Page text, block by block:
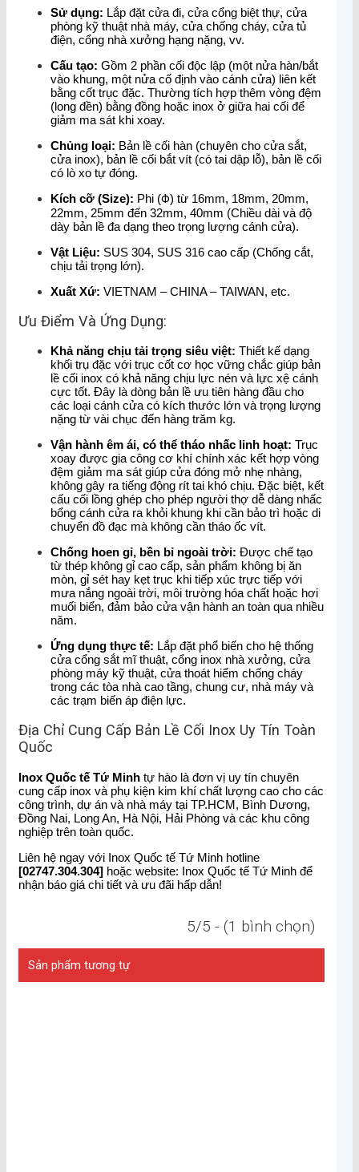
Sử dụng: Lắp đặt cửa đi, cửa cổng biệt thự, cửa
phòng kỹ thuật nhà máy, cửa chống cháy, cửa tủ
điện, cổng nhà xưởng hạng nặng, vv.
Cấu tạo: Gồm 2 phần cối độc lập (một nửa hàn/bắt
vào khung, một nửa cố định vào cánh cửa) liên kết
bằng cốt trục đặc. Thường tích hợp thêm vòng đệm
(long đền) bằng đồng hoặc inox ở giữa hai cối để
giảm ma sát khi xoay.
Chủng loại: Bản lề cối hàn (chuyên cho cửa sắt,
cửa inox), bản lề cối bắt vít (có tai dập lỗ), bản lề cối
có lò xo tự đóng.
Kích cỡ (Size): Phi (Φ) từ 16mm, 18mm, 20mm,
22mm, 25mm đến 32mm, 40mm (Chiều dài và độ
dày bản lề đa dạng theo trọng lượng cánh cửa).
Vật Liệu: SUS 304, SUS 316 cao cấp (Chống cắt,
chịu tải trọng lớn).
Xuất Xứ: VIETNAM – CHINA – TAIWAN, etc.
Ưu Điểm Và Ứng Dụng:
Khả năng chịu tải trọng siêu việt: Thiết kế dạng
khối trụ đặc với trục cốt cơ học vững chắc giúp bản
lề cối inox có khả năng chịu lực nén và lực xệ cánh
cực tốt. Đây là dòng bản lề ưu tiên hàng đầu cho
các loại cánh cửa có kích thước lớn và trọng lượng
nặng từ vài chục đến hàng trăm kg.
Vận hành êm ái, có thể tháo nhấc linh hoạt: Trục
xoay được gia công cơ khí chính xác kết hợp vòng
đệm giảm ma sát giúp cửa đóng mở nhẹ nhàng,
không gây ra tiếng động rít tai khó chịu. Đặc biệt, kết
cấu cối lồng ghép cho phép người thợ dễ dàng nhấc
bổng cánh cửa ra khỏi khung khi cần bảo trì hoặc di
chuyển đồ đạc mà không cần tháo ốc vít.
Chống hoen gỉ, bền bỉ ngoài trời: Được chế tạo
từ thép không gỉ cao cấp, sản phẩm không bị ăn
mòn, gỉ sét hay kẹt trục khi tiếp xúc trực tiếp với
mưa nắng ngoài trời, môi trường hóa chất hoặc hơi
muối biển, đảm bảo cửa vận hành an toàn qua nhiều
năm.
Ứng dụng thực tế: Lắp đặt phổ biến cho hệ thống
cửa cổng sắt mĩ thuật, cổng inox nhà xưởng, cửa
phòng máy kỹ thuật, cửa thoát hiểm chống cháy
trong các tòa nhà cao tầng, chung cư, nhà máy và
các trạm biến áp điện lực.
Địa Chỉ Cung Cấp Bản Lề Cối Inox Uy Tín Toàn
Quốc
Inox Quốc tế Tứ Minh tự hào là đơn vị uy tín chuyên
cung cấp inox và phụ kiện kim khí chất lượng cao cho các
công trình, dự án và nhà máy tại TP.HCM, Bình Dương,
Đồng Nai, Long An, Hà Nội, Hải Phòng và các khu công
nghiệp trên toàn quốc.
Liên hệ ngay với Inox Quốc tế Tứ Minh hotline
[02747.304.304] hoặc website: Inox Quốc tế Tứ Minh để
nhận báo giá chi tiết và ưu đãi hấp dẫn!
5/5 - (1 bình chọn)
Sản phẩm tương tự